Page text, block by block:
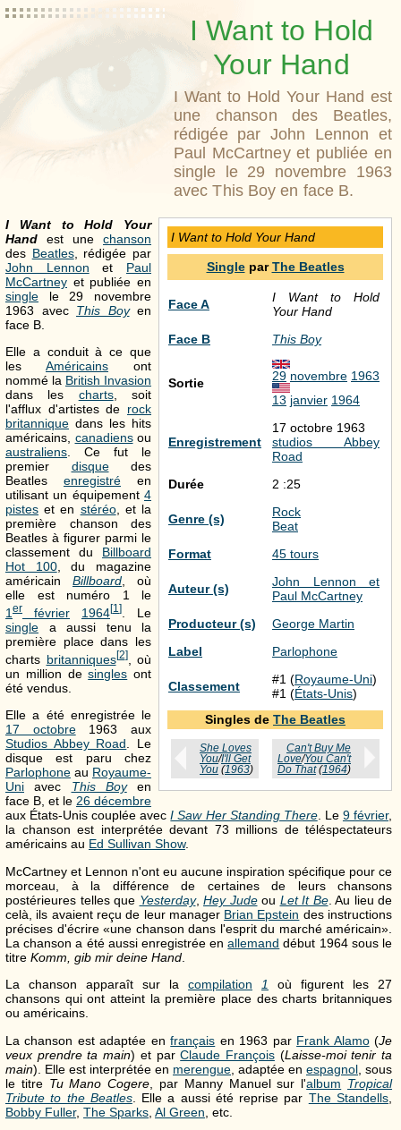
I Want to Hold
Your Hand
I Want to Hold Your Hand est
une chanson des Beatles,
rédigée par John Lennon et
Paul McCartney et publiée en
single le 29 novembre 1963
avec This Boy en face B.
I Want to Hold Your Hand
SingleparThe Beatles
Face A
I Want to Hold
Your Hand
Face B
This Boy
Sortie 29 novembre 1963
13 janvier 1964
Enregistrement
17 octobre 1963
studios Abbey
Road
Durée
2 :25
Genre (s)
Rock
Beat
Format
45 tours
Auteur (s)
John Lennon et
Paul McCartney
Producteur (s)
George Martin
Label
Parlophone
Classement #1 (Royaume-Uni)
#1 (États-Unis)
Singles de The Beatles
She Loves
You/I'll Get
You (1963)
Can't Buy Me
Love/You Can't
Do That(1964)
I Want to Hold Your
Hand est une chanson
des Beatles, rédigée par
John Lennon et Paul
McCartney et publiée en
single le 29 novembre
1963 avec This Boyen
face B.
Elle a conduit à ce que
les Américains ont
nommé la British Invasion
dans les charts, soit
l'afflux d'artistes de rock
britannique dans les hits
américains, canadiensou
australiens. Ce fut le
premier disquedes
Beatles enregistré en
utilisant un équipement 4
pistes et en stéréo, et la
première chanson des
Beatles à figurer parmi le
classement du Billboard
Hot 100, du magazine
américain Billboard, où
elle est numéro 1 le
1 er février 1964[1]
. Le
single a aussi tenu la
première place dans les
charts britanniques[2], où
un million desingles ont
été vendus.
Elle a été enregistrée le
17 octobre1963 aux
Studios Abbey Road. Le
disque est paru chez
Parlophone au Royaume-
Uni avec This Boyen
face B, et le 26 décembre
aux États-Unis couplée avecI Saw Her Standing There. Le 9 février,
la chanson est interprétée devant 73 millions de téléspectateurs
américains au Ed Sullivan Show.
McCartney et Lennon n'ont eu aucune inspiration spécifique pour ce
morceau, à la différence de certaines de leurs chansons
postérieures telles que Yesterday, Hey Judeou Let It Be. Au lieu de
celà, ils avaient reçu de leur manager Brian Epstein des instructions
précises d'écrire «une chanson dans l'esprit du marché américain».
La chanson a été aussi enregistrée enallemand début 1964 sous le
titre Komm, gib mir deine Hand
La chanson apparaît sur la compilation 1
où figurent les 27
chansons qui ont atteint la première place des charts britanniques
ou américains.
La chanson est adaptée enfrançais en 1963 par Frank Alamo(Je
veux prendre ta main) et parClaude François(Laisse-moi tenir ta
main). Elle est interprétée en merengue , adaptée en espagnol , sous
le titre Tu Mano Cogere , par Manny Manuel sur l'album Tropical
Tribute to the Beatles. Elle a aussi été reprise par The Standells
Bobby Fuller, The Sparks Al Green , etc.